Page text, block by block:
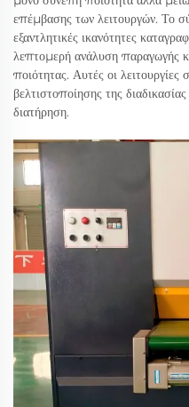
επέμβασης των λειτουργών. Το
εξαντλητικές ικανότητες
λεπτομερή ανάλυση παραγωγής
ποιότητας. Αυτές οι
βελτιστοποίησης της
διατήρηση.